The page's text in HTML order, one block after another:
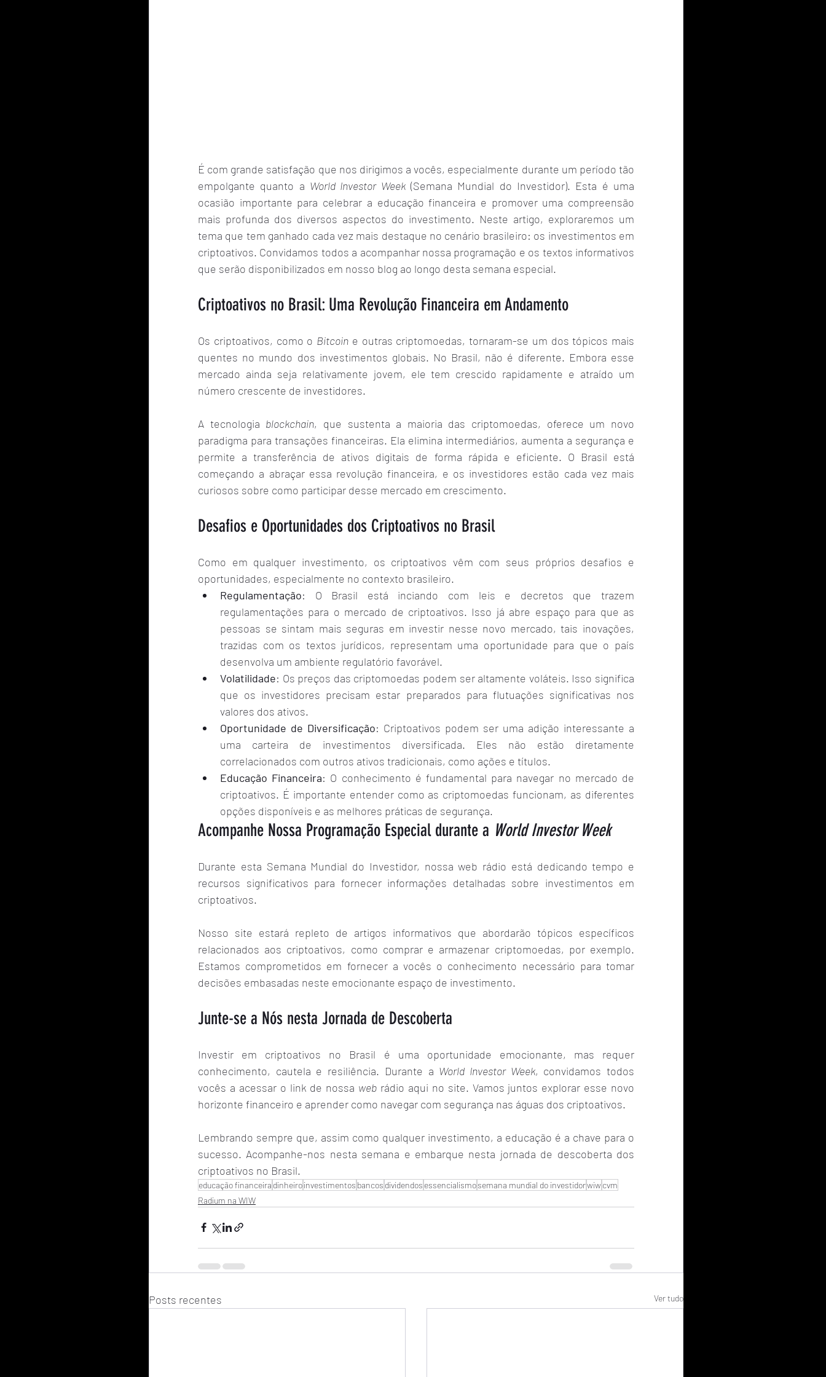
É com grande satisfação que nos dirigimos a vocês, especialmente durante um período tão
empolgante quanto a World Investor Week (Semana Mundial do Investidor). Esta é uma
ocasião importante para celebrar a educação financeira e promover uma compreensão
mais profunda dos diversos aspectos do investimento. Neste artigo, exploraremos um
tema que tem ganhado cada vez mais destaque no cenário brasileiro: os investimentos em
criptoativos. Convidamos todos a acompanhar nossa programação e os textos informativos
que serão disponibilizados em nosso blog ao longo desta semana especial.
Criptoativos no Brasil: Uma Revolução Financeira em Andamento
Os criptoativos, como o Bitcoin e outras criptomoedas, tornaram-se um dos tópicos mais
quentes no mundo dos investimentos globais. No Brasil, não é diferente. Embora esse
mercado ainda seja relativamente jovem, ele tem crescido rapidamente e atraído um
número crescente de investidores.
A tecnologia blockchain, que sustenta a maioria das criptomoedas, oferece um novo
paradigma para transações financeiras. Ela elimina intermediários, aumenta a segurança e
permite a transferência de ativos digitais de forma rápida e eficiente. O Brasil está
começando a abraçar essa revolução financeira, e os investidores estão cada vez mais
curiosos sobre como participar desse mercado em crescimento.
Desafios e Oportunidades dos Criptoativos no Brasil
Como em qualquer investimento, os criptoativos vêm com seus próprios desafios e
oportunidades, especialmente no contexto brasileiro.
Regulamentação: O Brasil está inciando com leis e decretos que trazem
regulamentações para o mercado de criptoativos. Isso já abre espaço para que as
pessoas se sintam mais seguras em investir nesse novo mercado, tais inovações,
trazidas com os textos jurídicos, representam uma oportunidade para que o país
desenvolva um ambiente regulatório favorável.
Volatilidade: Os preços das criptomoedas podem ser altamente voláteis. Isso significa
que os investidores precisam estar preparados para flutuações significativas nos
valores dos ativos.
Oportunidade de Diversificação: Criptoativos podem ser uma adição interessante a
uma carteira de investimentos diversificada. Eles não estão diretamente
correlacionados com outros ativos tradicionais, como ações e títulos.
Educação Financeira: O conhecimento é fundamental para navegar no mercado de
criptoativos. É importante entender como as criptomoedas funcionam, as diferentes
opções disponíveis e as melhores práticas de segurança.
Acompanhe Nossa Programação Especial durante a World Investor Week
Durante esta Semana Mundial do Investidor, nossa web rádio está dedicando tempo e
recursos significativos para fornecer informações detalhadas sobre investimentos em
criptoativos.
Nosso site estará repleto de artigos informativos que abordarão tópicos específicos
relacionados aos criptoativos, como comprar e armazenar criptomoedas, por exemplo.
Estamos comprometidos em fornecer a vocês o conhecimento necessário para tomar
decisões embasadas neste emocionante espaço de investimento.
Junte-se a Nós nesta Jornada de Descoberta
Investir em criptoativos no Brasil é uma oportunidade emocionante, mas requer
conhecimento, cautela e resiliência. Durante a World Investor Week, convidamos todos
vocês a acessar o link de nossa web rádio aqui no site. Vamos juntos explorar esse novo
horizonte financeiro e aprender como navegar com segurança nas águas dos criptoativos.
Lembrando sempre que, assim como qualquer investimento, a educação é a chave para o
sucesso. Acompanhe-nos nesta semana e embarque nesta jornada de descoberta dos
criptoativos no Brasil.
educação financeira dinheiroinvestimentos bancos dividendos essencialismosemana mundial do investidorwiw cvm
Radium na WIW
Posts recentes Ver tudo